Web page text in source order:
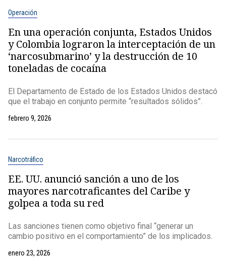
Operación
En una operación conjunta, Estados Unidos
y Colombia lograron la interceptación de un
‘narcosubmarino’ y la destrucción de 10
toneladas de cocaína
El Departamento de Estado de los Estados Unidos destacó
que el trabajo en conjunto permite “resultados sólidos”.
febrero 9, 2026
Narcotráfico
EE. UU. anunció sanción a uno de los
mayores narcotraficantes del Caribe y
golpea a toda su red
Las sanciones tienen como objetivo final “generar un
cambio positivo en el comportamiento” de los implicados.
enero 23, 2026